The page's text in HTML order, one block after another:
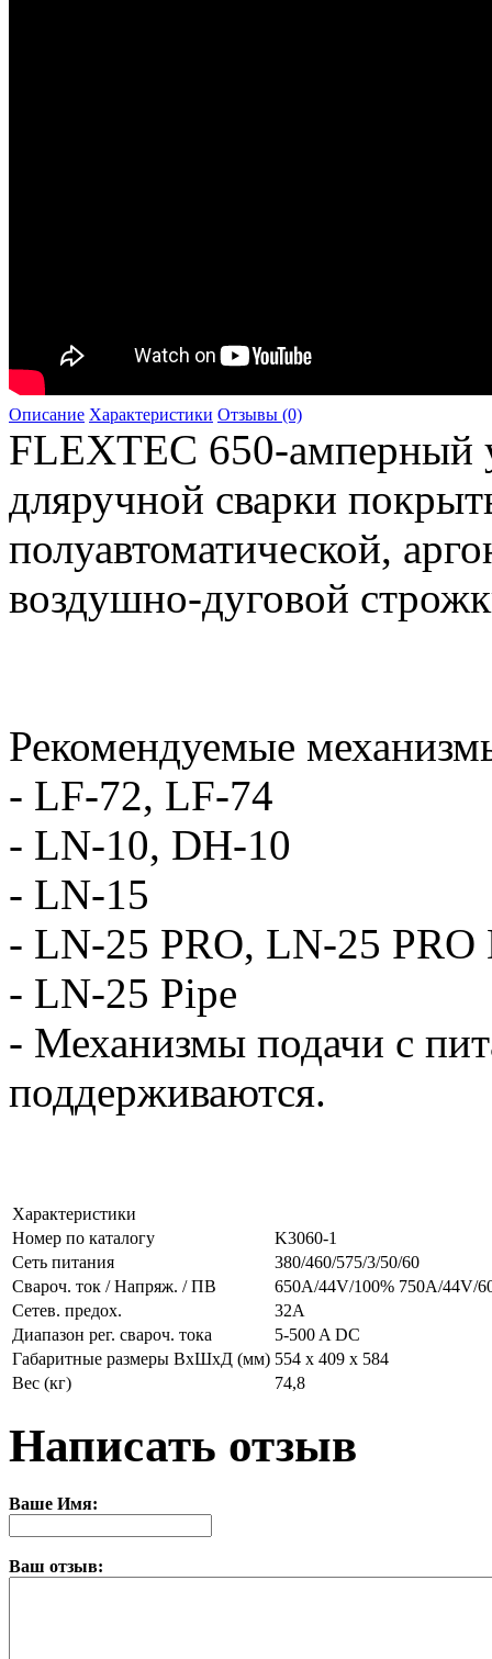
Описание Характеристики Отзывы (0)
FLEXTEC 650-амперный
дляручной сварки
полуавтоматической,
воздушно-дуговой
Рекомендуемые
- LF-72, LF-74
- LN-10, DH-10
- LN-15
- LN-25 PRO, LN-25 PRO
- LN-25 Pipe
- Механизмы подачи с
поддерживаются.
Характеристики
Номер по каталогу
K3060-1
Сеть питания
380/460/575/3/50/60
Свароч. ток / Напряж. / ПВ
650A/44V/100% 750A/44V/
Сетев. предох.
32A
Диапазон рег. свароч. тока
5-500 A DC
Габаритные размеры ВхШхД (мм) 554 x 409 x 584
Вес (кг)
74,8
Написать отзыв
Ваше Имя:
Ваш отзыв: